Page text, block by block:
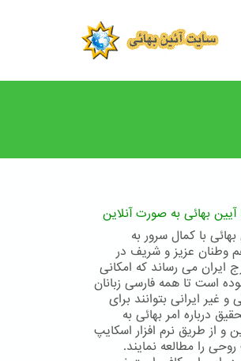
آیین بهائی به صورت آنلاین
با کمال سرور به
وطنان عزیز و شریف در
ایران می رساند که امکانی
است تا همه فارسی زبانان
و غیر ایرانی بتوانند برای
درباره امر بهائی به
و از طریق نرم افزار اسکایپ
را مطالعه نمایند.